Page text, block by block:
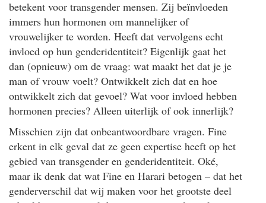
betekent voor transgender mensen. Zij beïnvloeden
immers hun hormonen om mannelijker of
vrouwelijker te worden. Heeft dat vervolgens echt
invloed op hun genderidentiteit? Eigenlijk gaat het
dan (opnieuw) om de vraag: wat maakt het dat je je
man of vrouw voelt? Ontwikkelt zich dat en hoe
ontwikkelt zich dat gevoel? Wat voor invloed hebben
hormonen precies? Alleen uiterlijk of ook innerlijk?
Misschien zijn dat onbeantwoordbare vragen. Fine
erkent in elk geval dat ze geen expertise heeft op het
gebied van transgender en genderidentiteit. Oké,
maar ik denk dat wat Fine en Harari betogen – dat het
genderverschil dat wij maken voor het grootste deel